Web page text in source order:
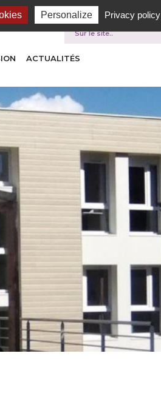
ACTUALITÉS
Je recherche
Personalize Privacy policy